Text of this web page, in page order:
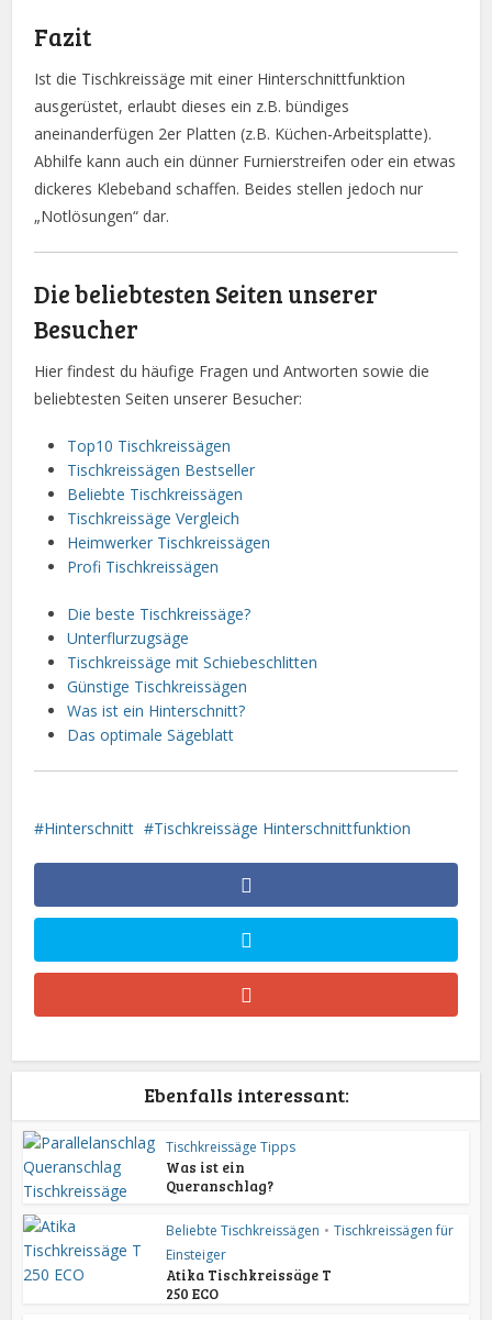
Fazit
Ist die Tischkreissäge mit einer Hinterschnittfunktion
ausgerüstet, erlaubt dieses ein z.B. bündiges
aneinanderfügen 2er Platten (z.B. Küchen-Arbeitsplatte).
Abhilfe kann auch ein dünner Furnierstreifen oder ein etwas
dickeres Klebeband schaffen. Beides stellen jedoch nur
„Notlösungen“ dar.
Die beliebtesten Seiten unserer
Besucher
Hier findest du häufige Fragen und Antworten sowie die
beliebtesten Seiten unserer Besucher:
Top10 Tischkreissägen
Tischkreissägen Bestseller
Beliebte Tischkreissägen
Tischkreissäge Vergleich
Heimwerker Tischkreissägen
Profi Tischkreissägen
Die beste Tischkreissäge?
Unterflurzugsäge
Tischkreissäge mit Schiebeschlitten
Günstige Tischkreissägen
Was ist ein Hinterschnitt?
Das optimale Sägeblatt
Hinterschnitt Tischkreissäge Hinterschnittfunktion
Ebenfalls interessant:
Tischkreissäge Tipps
Was ist ein
Queranschlag?
Beliebte Tischkreissägen • Tischkreissägen für
Einsteiger
Atika Tischkreissäge T
250 ECO